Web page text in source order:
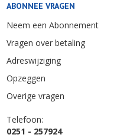
ABONNEE VRAGEN
Neem een Abonnement
Vragen over betaling
Adreswijziging
Opzeggen
Overige vragen
Telefoon:
0251 - 257924